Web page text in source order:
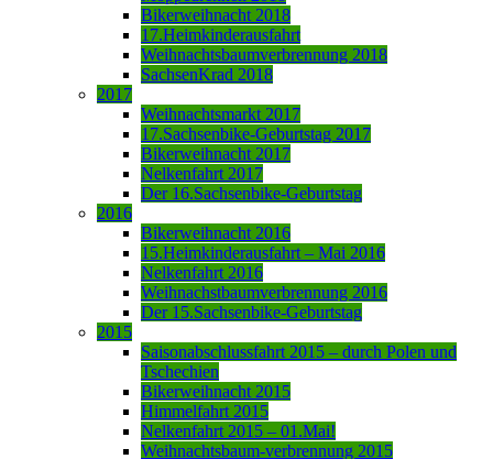
Bikerweihnacht 2018
17.Heimkinderausfahrt
Weihnachtsbaumverbrennung 2018
SachsenKrad 2018
2017
Weihnachtsmarkt 2017
17.Sachsenbike-Geburtstag 2017
Bikerweihnacht 2017
Nelkenfahrt 2017
Der 16.Sachsenbike-Geburtstag
2016
Bikerweihnacht 2016
15.Heimkinderausfahrt – Mai 2016
Nelkenfahrt 2016
Weihnachstbaumverbrennung 2016
Der 15.Sachsenbike-Geburtstag
2015
Saisonabschlussfahrt 2015 – durch Polen und
Tschechien
Bikerweihnacht 2015
Himmelfahrt 2015
Nelkenfahrt 2015 – 01.Mai!
Weihnachtsbaum-verbrennung 2015